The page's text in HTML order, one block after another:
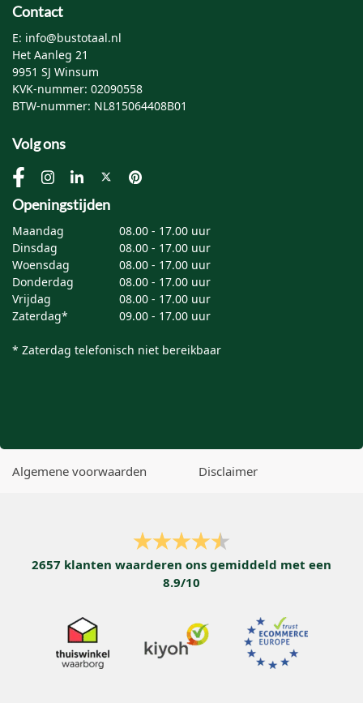
Contact
E: info@bustotaal.nl
Het Aanleg 21
9951 SJ Winsum
KVK-nummer: 02090558
BTW-nummer: NL815064408B01
Volg ons
Openingstijden
Maandag
08.00 - 17.00 uur
Dinsdag
08.00 - 17.00 uur
Woensdag
08.00 - 17.00 uur
Donderdag
08.00 - 17.00 uur
Vrijdag
08.00 - 17.00 uur
Zaterdag*
09.00 - 17.00 uur
* Zaterdag telefonisch niet bereikbaar
Algemene voorwaarden Disclaimer
2657 klanten waarderen ons gemiddeld met een
8.9/10